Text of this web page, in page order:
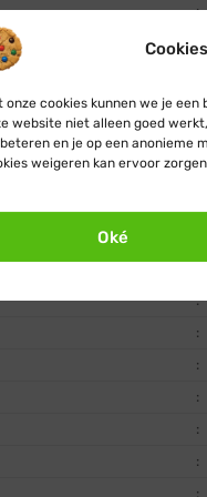
onze cookies kunnen we je
website niet alleen goed
en je op een anonieme
weigeren kan ervoor
Oké
:
:
:
:
:
:
:
:
:
:
:
: